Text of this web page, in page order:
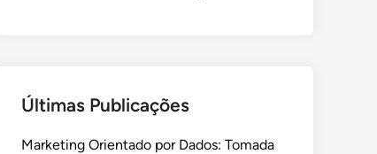
Últimas Publicações
Marketing Orientado por Dados: Tomada